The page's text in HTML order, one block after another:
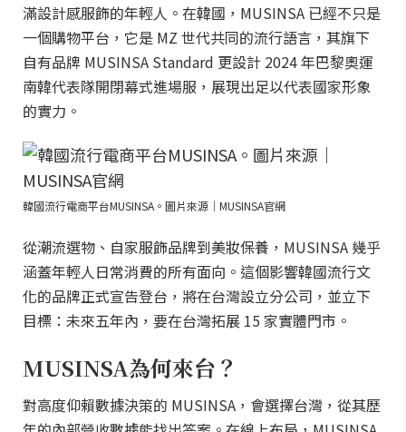
滿設計感服飾的年輕人。在韓國，MUSINSA 已經不只是
一個購物平台，它是 MZ 世代共同的流行語言，其旗下
自有品牌 MUSINSA Standard 更設計 2024 年巴黎奧運
南韓代表隊開閉幕式進場服，展現出足以代表國家形象
的實力。
韓國流行電商平台MUSINSA。圖片來源｜MUSINSA官網
從潮流選物、自家服飾品牌到美妝保養，MUSINSA 幾乎
涵蓋年輕人日常消費的所有面向。這個影響韓國流行文
化的品牌正式宣告登台，將在台灣設立分公司，並立下
目標：未來五年內，要在台灣拓展 15 家實體門市。
MUSINSA為何來台？
對高度仰賴數據決策的 MUSINSA，會選擇台灣，從其歷